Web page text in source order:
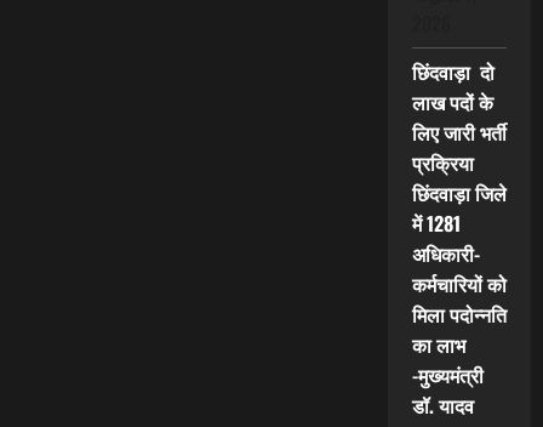
छिंदवाड़ा दो
लाख पदों के
लिए जारी भर्ती
प्रक्रिया
छिंदवाड़ा जिले
में 1281
अधिकारी-
कर्मचारियों को
मिला पदोन्नति
का लाभ
-मुख्यमंत्री
डॉ. यादव